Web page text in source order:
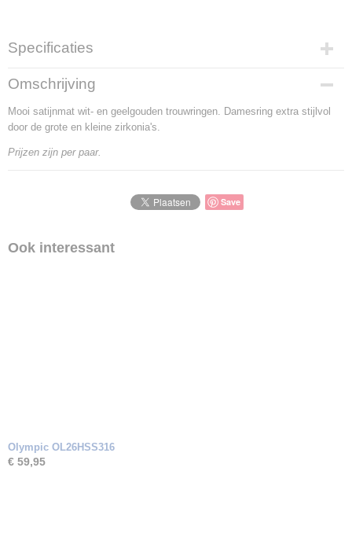
Specificaties
Artikelnummer
Cera 3009
Materiaal
witgoud en geelgoud
Goud Karaat
14 Karaat
Omschrijving
Mooi satijnmat wit- en geelgouden trouwringen. Damesring extra stijlvol
door de grote en kleine zirkonia's.
Prijzen zijn per paar.
Save
Ook interessant
Olympic OL26HSS316
€ 59,95